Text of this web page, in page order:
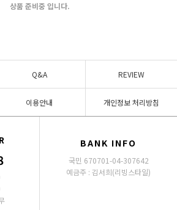
상품 준비중 입니다.
Q&A REVIEW
이용안내 개인정보 처리방침
BANK INFO
국민 670701-04-307642
예금주 : 김서희(리빙스타일)